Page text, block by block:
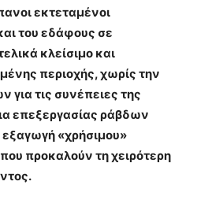
εκτεταμένοι
του εδάφους σε
κλείσιμο και
περιοχής, χωρίς την
τις συνέπειες της
επεξεργασίας ράβδων
«χρήσιμου»
προκαλούν τη χειρότερη